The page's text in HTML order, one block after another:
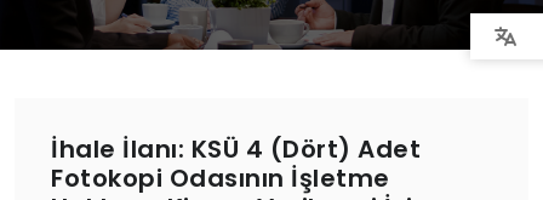
İhale İlanı: KSÜ 4 (Dört) Adet
Fotokopi Odasının İşletme